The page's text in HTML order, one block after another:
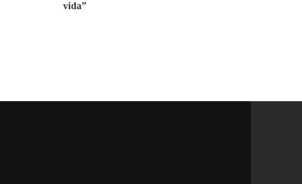
vida”